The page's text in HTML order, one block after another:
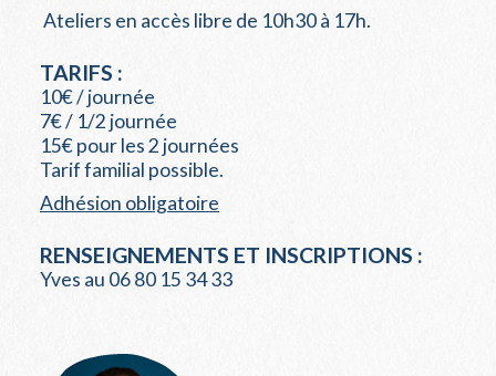
Ateliers en accès libre de 10h30 à 17h.
TARIFS :
10€ / journée
7€ / 1/2 journée
15€ pour les 2 journées
Tarif familial possible.
Adhésion obligatoire
RENSEIGNEMENTS ET INSCRIPTIONS :
Yves au 06 80 15 34 33